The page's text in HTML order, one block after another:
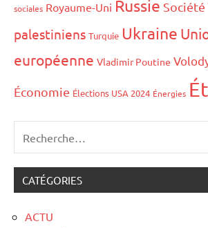
sociales Royaume-Uni Russie Société
palestiniens Turquie Ukraine
européenne Vladimir Poutine
Économie Élections USA 2024 Énergies
CATÉGORIES
ACTU